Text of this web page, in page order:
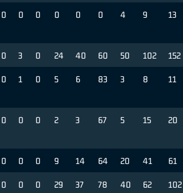
0 0 0 0 0 0 4 9 13
0 3 0 24 40 60 50 102 152
0 1 0 5 6 83 3 8 11
0 0 0 2 3 67 5 15 20
0 0 0 9 14 64 20 41 61
0 0 0 29 37 78 40 62 102